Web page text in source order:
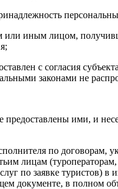
иным лицом,
с согласия
законами не
ими, и
по
лицам
по заявке туристов)
документе, в полном